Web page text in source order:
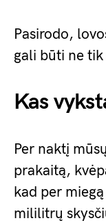
Pasirodo,
gali būti ne
Kas
Per naktį
prakaitą,
kad per
mililitrų